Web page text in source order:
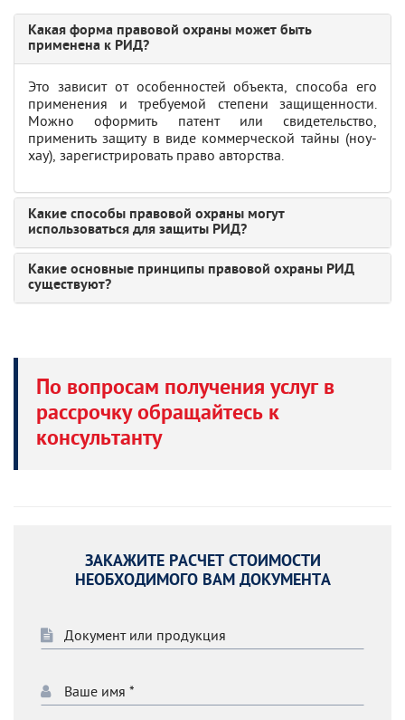
Какая форма правовой охраны может быть
применена к РИД?
Это зависит от особенностей объекта, способа его
применения и требуемой степени защищенности.
Можно оформить патент или свидетельство,
применить защиту в виде коммерческой тайны (ноу-
хау), зарегистрировать право авторства.
Какие способы правовой охраны могут
использоваться для защиты РИД?
Какие основные принципы правовой охраны РИД
существуют?
По вопросам получения услуг в
рассрочку обращайтесь к
консультанту
ЗАКАЖИТЕ РАСЧЕТ СТОИМОСТИ
НЕОБХОДИМОГО ВАМ ДОКУМЕНТА